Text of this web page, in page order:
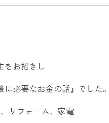
をお招きし
必要なお金の話』でした。
リフォーム、家電